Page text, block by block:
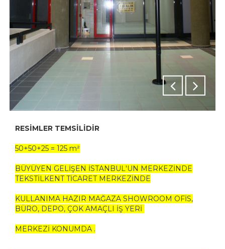
RESİMLER TEMSİLİDİR
50+50+25 = 125 m²
BÜYÜYEN GELİŞEN İSTANBUL'UN MERKEZİNDE
TEKSTİLKENT TİCARET MERKEZİNDE
KULLANIMA HAZIR MAĞAZA SHOWROOM OFİS,
BÜRO, DEPO, ÇOK AMAÇLI İŞ YERİ
MERKEZİ KONUMDA .